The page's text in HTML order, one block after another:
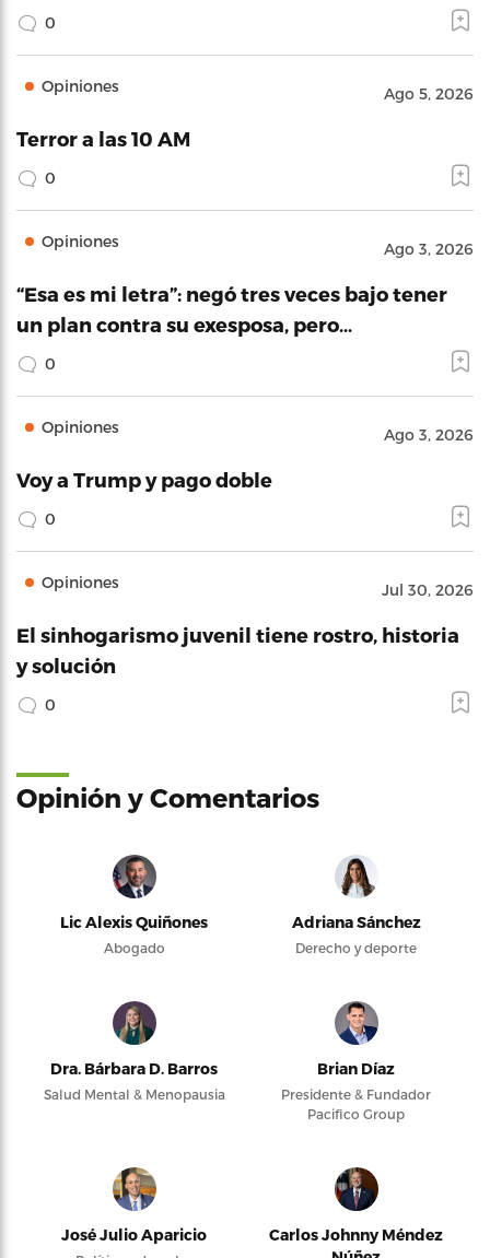
0
Opiniones Ago 5, 2026
Terror a las 10 AM
0
Opiniones Ago 3, 2026
“Esa es mi letra”: negó tres veces bajo tener
un plan contra su exesposa, pero…
0
Opiniones Ago 3, 2026
Voy a Trump y pago doble
0
Opiniones Jul 30, 2026
El sinhogarismo juvenil tiene rostro, historia
y solución
0
Opinión y Comentarios
Lic Alexis Quiñones
Abogado
Adriana Sánchez
Derecho y deporte
Dra. Bárbara D. Barros
Salud Mental & Menopausia
Brian Díaz
Presidente & Fundador
Pacifico Group
José Julio Aparicio
Carlos Johnny Méndez